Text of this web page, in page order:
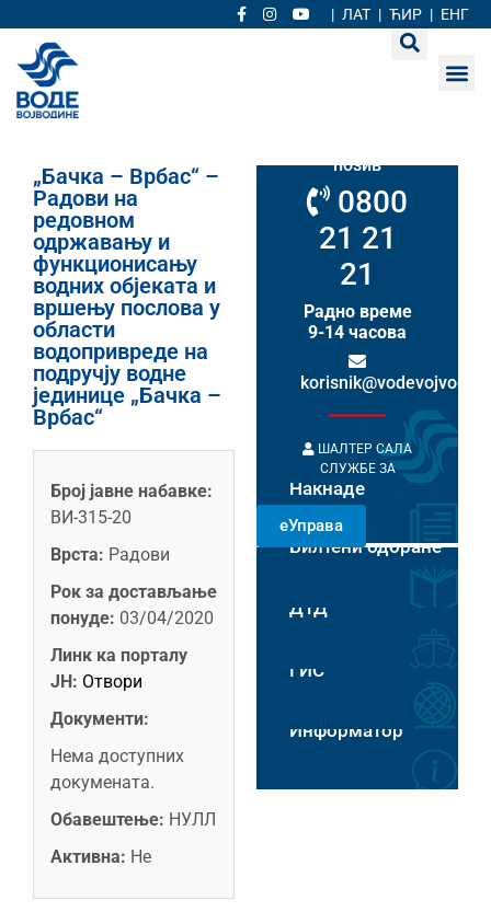
| ЛАТ | ЋИР | ЕНГ
„Бачка – Врбас“ –
Радови на
редовном
одржавању и
функционисању
водних објеката и
вршењу послова у
области
водопривреде на
подручју водне
јединице „Бачка –
Врбас“
Број јавне набавке:
ВИ-315-20
Врста: Радови
Рок за достављање
понуде: 03/04/2020
Линк ка порталу
ЈН: Отвори
Документи:
Нема доступних
докумената.
Обавештење: НУЛЛ
Активна: Не
позив
0800
21 21
21
Радно време
9-14 часова
ШАЛТЕР САЛА
СЛУЖБЕ ЗА
НАКНАДЕ
РАДНИМ
ДАНИМА 8-14
ЧАСОВА
Накнаде
еУправа
Билтени одбране
Пловидба на Хс
ДТД
ГИС
Информатор